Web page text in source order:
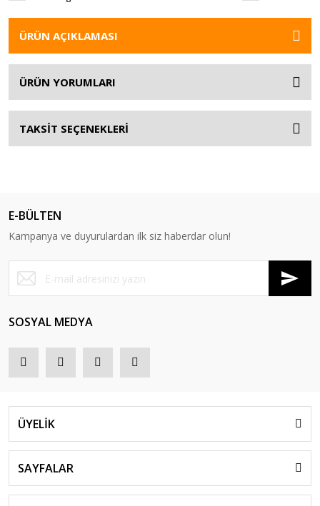
ÜRÜN AÇIKLAMASI
ÜRÜN YORUMLARI
TAKSİT SEÇENEKLERİ
E-BÜLTEN
Kampanya ve duyurulardan ilk siz haberdar olun!
SOSYAL MEDYA
ÜYELİK
SAYFALAR